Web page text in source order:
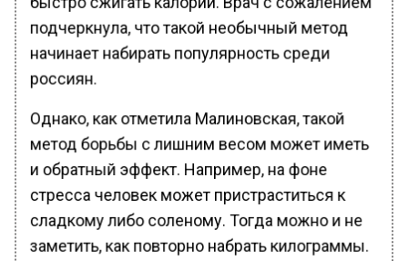
подчеркнула, что такой необычный метод
начинает набирать популярность среди
россиян.
Однако, как отметила Малиновская, такой
метод борьбы с лишним весом может иметь
и обратный эффект. Например, на фоне
стресса человек может пристраститься к
сладкому либо соленому. Тогда можно и не
заметить, как повторно набрать килограммы.